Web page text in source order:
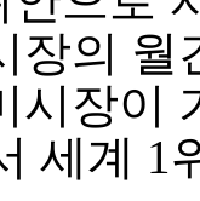
장의
시장이
세계 1